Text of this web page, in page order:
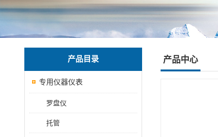
产品目录
专用仪器仪表
罗盘仪
托管
产品中心